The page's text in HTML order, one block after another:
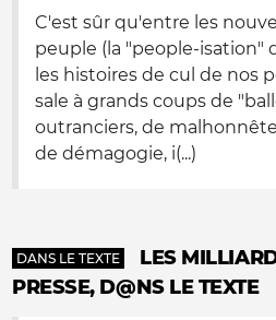
C'est sûr qu'entre les
peuple (la "people-isation"
les histoires de cul de nos
sale à grands coups de
outranciers, de
de démagogie, i(...)
DANS LE TEXTE
LES
PRESSE, D@NS LE TEXTE